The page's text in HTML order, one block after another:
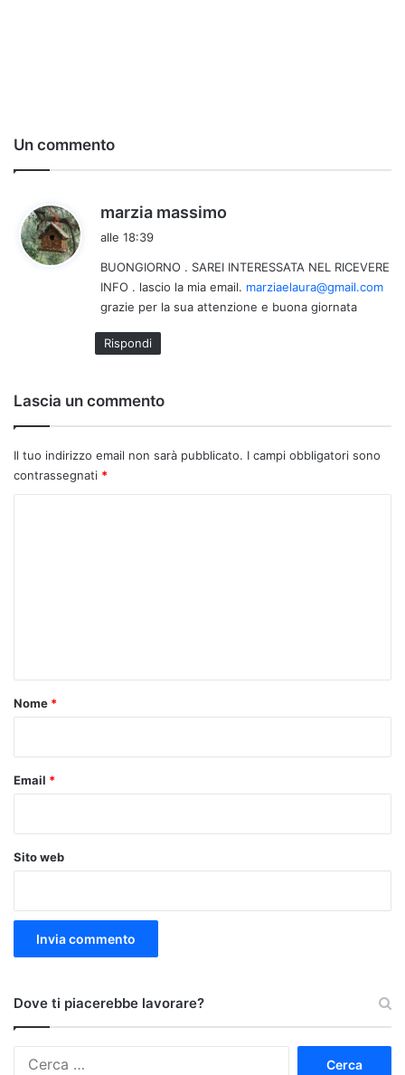
Un commento
marzia massimo
e
t
t
alle 18:39
BUONGIORNO . SAREI INTERESSATA NEL RICEVERE
INFO . lascio la mia email. marziaelaura@gmail.com
grazie per la sua attenzione e buona giornata
Rispondi
Lascia un commento
Il tuo indirizzo email non sarà pubblicato. I campi obbligatori sono
contrassegnati *
o
Nome *
Email *
Sito web
Dove ti piacerebbe lavorare?